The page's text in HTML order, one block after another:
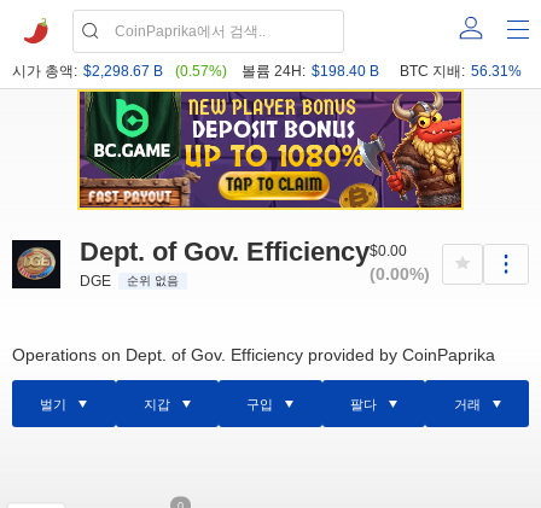
시가 총액: $2,298.67 B (0.57%) 볼륨 24H: $198.40 B BTC 지배: 56.31%
Dept. of Gov. Efficiency
DGE 순위 없음
$0.00
(0.00%)
Operations on Dept. of Gov. Efficiency provided by CoinPaprika
벌기 지갑 구입 팔다 거래